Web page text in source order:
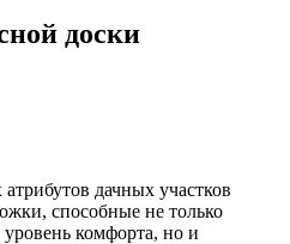
доски
дачных участков
способные не только
комфорта, но и